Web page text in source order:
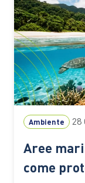
Ambiente 28
Aree
come